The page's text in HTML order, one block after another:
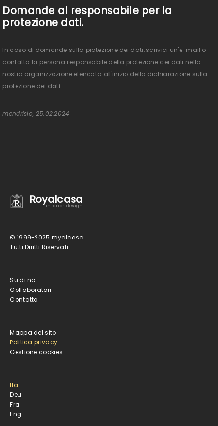
Domande al responsabile per la
protezione dati.
In caso di domande sulla protezione dei dati, scrivici un'e-mail o
contatta la persona responsabile della protezione dei dati nella
nostra organizzazione elencata all'inizio della dichiarazione sulla
protezione dei dati.
mendrisio, 25.02.2024
Royalcasa
interior design
© 1999-2025 royalcasa.
Tutti Diritti Riservati.
Su di noi
Collaboratori
Contatto
Mappa del sito
Politica privacy
Gestione cookies
Ita
Deu
Fra
Eng